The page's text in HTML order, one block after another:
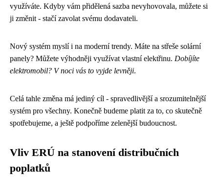
využíváte. Kdyby vám přidělená sazba nevyhovovala, můžete si
ji změnit - stačí zavolat svému dodavateli.
Nový systém myslí i na moderní trendy. Máte na střeše solární
panely? Můžete výhodněji využívat vlastní elektřinu. Dobíjíte
elektromobil? V noci vás to vyjde levněji.
Celá tahle změna má jediný cíl - spravedlivější a srozumitelnější
systém pro všechny. Konečně budeme platit za to, co skutečně
spotřebujeme, a ještě podpoříme zelenější budoucnost.
Vliv ERÚ na stanovení distribučních
poplatků